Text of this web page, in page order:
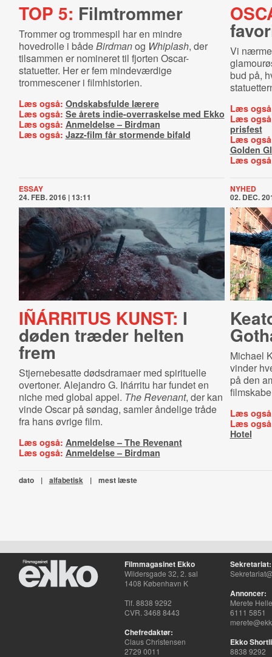
TOP 5: Filmtrommer
Trommer og trommespil har en mindre
hovedrolle i bådeBirdmanog Whiplash, der
tilsammen er nomineret til fjorten Oscar-
statuetter. Her er fem mindeværdige
trommescener i filmhistorien.
Læs også: Ondskabsfulde lærere
Læs også: Se årets indie-overraskelse med Ekko
Læs også: Anmeldelse – Birdman
Læs også: Jazz-film får stormende bifald
Vi
bud på,
Læs
Læs
prisfest
Læs
Golden
Læs
ESSAY
24. FEB. 2016 | 13:11
IÑÁRRITUS KUNST: I
døden træder helten
frem
Stjernebesatte dødsdramaer med spirituelle
overtoner. Alejandro G. Iñárritu har fundet en
niche med global appel. The Revenant, der kan
vinde Oscar på søndag, samler åndelige tråde
fra hans øvrige film.
Læs også: Anmeldelse – The Revenant
Læs også: Anmeldelse – Birdman
NYHED
02. DEC.
Michael
vinder
på den
Læs
Læs
Hotel
dato | alfabetisk | mest læste
Filmmagasinet Ekko
Wildersgade 32, 2. sal
1408 København K
Tlf. 8838 9292
CVR. 3468 8443
Chefredaktør:
Claus Christensen
2729 0011
Sekretariat:
Annoncer:
Merete
6111 5851
Ekko
8838 9292